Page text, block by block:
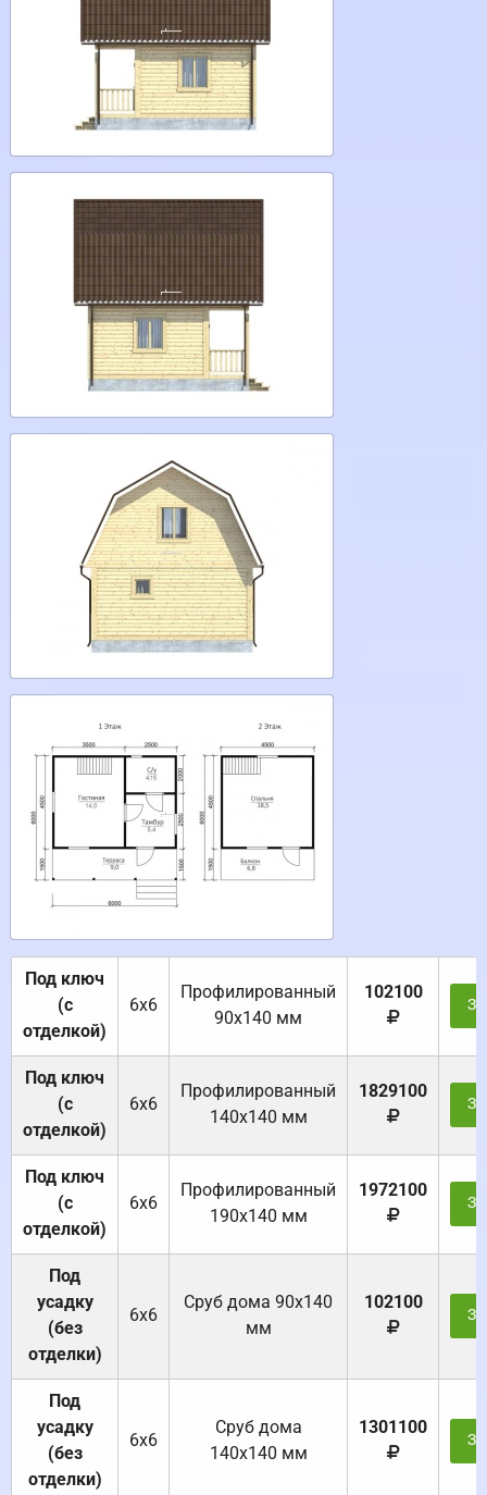
Под ключ
(с
отделкой)
6х6
Профилированный
90х140 мм
102100
Под ключ
(с
отделкой)
6х6
Профилированный
140х140 мм
1829100
Под ключ
(с
отделкой)
6х6
Профилированный
190х140 мм
1972100
Под
усадку
(без
отделки)
6х6
Cруб дома 90x140
мм
102100
Под
усадку
(без
отделки)
6х6
Cруб дома
140х140 мм
1301100